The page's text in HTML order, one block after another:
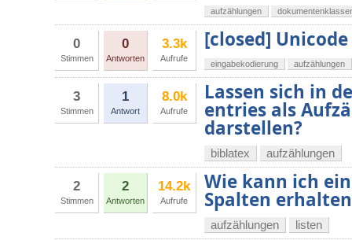
aufzählungen
0
Stimmen
0
Antworten
3.3k
Aufrufe
[closed]
eingabekodierung aufzählungen
3
Stimmen
1
Antwort
8.0k
Aufrufe
Lassen sich in
entries als
darstellen?
biblatex aufzählungen
2
Stimmen
2
Antworten
14.2k
Aufrufe
Wie kann ich
Spalten
aufzählungen listen